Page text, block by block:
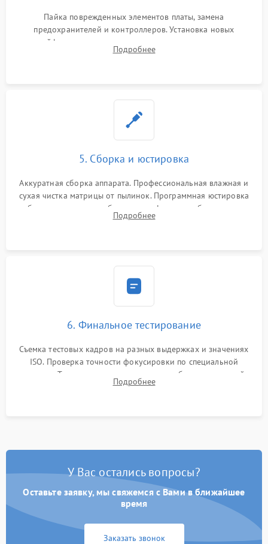
Пайка поврежденных элементов платы, замена
предохранителей и контроллеров. Установка новых
шлейфов, дисплея, механизма затвора или двигателя
автофокуса. Восстановление геометрии тубуса объектива
Подробнее
5. Сборка и юстировка
Аккуратная сборка аппарата. Профессиональная влажная и
сухая чистка матрицы от пылинок. Программная юстировка
рабочего отрезка, калибровка автофокуса, стабилизатора и
экспозамера с помощью сервисного ПО.
Подробнее
6. Финальное тестирование
Съемка тестовых кадров на разных выдержках и значениях
ISO. Проверка точности фокусировки по специальной
мишени. Тест записи на карту памяти, работы встроенной
вспышки, микрофона и всех кнопок управления.
Подробнее
У Вас остались вопросы?
Оставьте заявку, мы свяжемся с Вами в ближайшее
время
Заказать звонок